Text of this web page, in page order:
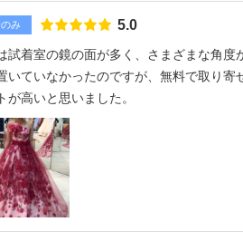
み 点数
5.0
試着室の鏡の面が多く、さまざまな角
いていなかったのですが、無料で取り
が高いと思いました。